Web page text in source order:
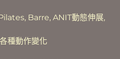
Barre, ANIT動態伸展,
種動作變化